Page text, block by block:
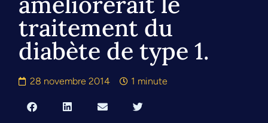
traitement du
diabète de type 1.
28 novembre 2014 1 minute